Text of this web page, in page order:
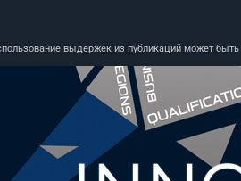
выдержек из публикаций может